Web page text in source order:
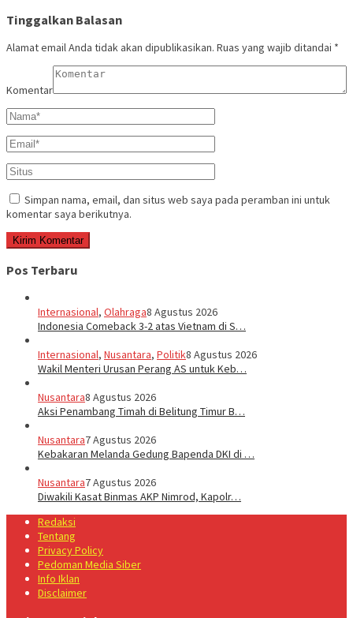
Tinggalkan Balasan
Alamat email Anda tidak akan dipublikasikan. Ruas yang wajib ditandai *
Komentar
Simpan nama, email, dan situs web saya pada peramban ini untuk
komentar saya berikutnya.
Pos Terbaru
Internasional, Olahraga8 Agustus 2026
Indonesia Comeback 3-2 atas Vietnam di S…
Internasional, Nusantara, Politik8 Agustus 2026
Wakil Menteri Urusan Perang AS untuk Keb…
Nusantara8 Agustus 2026
Aksi Penambang Timah di Belitung Timur B…
Nusantara7 Agustus 2026
Kebakaran Melanda Gedung Bapenda DKI di …
Nusantara7 Agustus 2026
Diwakili Kasat Binmas AKP Nimrod, Kapolr…
Redaksi
Tentang
Privacy Policy
Pedoman Media Siber
Info Iklan
Disclaimer